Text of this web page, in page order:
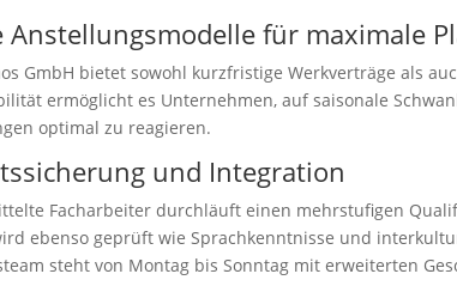
Anstellungsmodelle für maximale
GmbH bietet sowohl kurzfristige Werkverträge als
ermöglicht es Unternehmen, auf saisonale
optimal zu reagieren.
und Integration
Facharbeiter durchläuft einen mehrstufigen
ebenso geprüft wie Sprachkenntnisse und
steht von Montag bis Sonntag mit erweiterten